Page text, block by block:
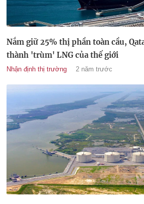
Nắm giữ 25% thị phần toàn cầu,
thành 'trùm' LNG của thế giới
Nhận định thị trường 2 năm trước